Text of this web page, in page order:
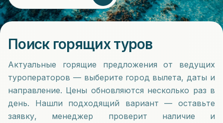
Поиск горящих туров
Актуальные горящие предложения от ведущих
туроператоров — выберите город вылета, даты и
направление. Цены обновляются несколько раз в
день. Нашли подходящий вариант — оставьте
заявку, менеджер проверит наличие и